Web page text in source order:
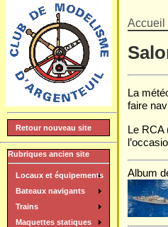
] Accueil
La
faire
Le RCA
Album
Retour nouveau site
Rubriques ancien site
Locaux et équipements
Bateaux navigants
Trains
Maquettes statiques